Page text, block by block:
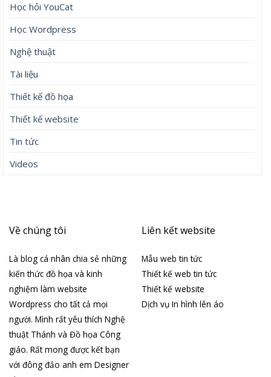
Học hỏi YouCat
Học Wordpress
Nghệ thuật
Tài liệu
Thiết kế đồ họa
Thiết kế website
Tin tức
Videos
Về chúng tôi
Là blog cá nhân chia sẻ những
kiến thức đồ họa và kinh
nghiệm làm website
Wordpress cho tất cả mọi
người. Mình rất yêu thích Nghệ
thuật Thánh và Đồ họa Công
giáo. Rất mong được kết bạn
với đông đảo anh em Designer
Liên kết website
Mẫu web tin tức
Thiết kế web tin tức
Thiết kế website
Dịch vụ In hình lên áo